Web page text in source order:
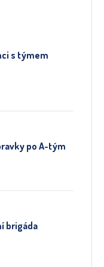
s týmem
po A-tým
brigáda